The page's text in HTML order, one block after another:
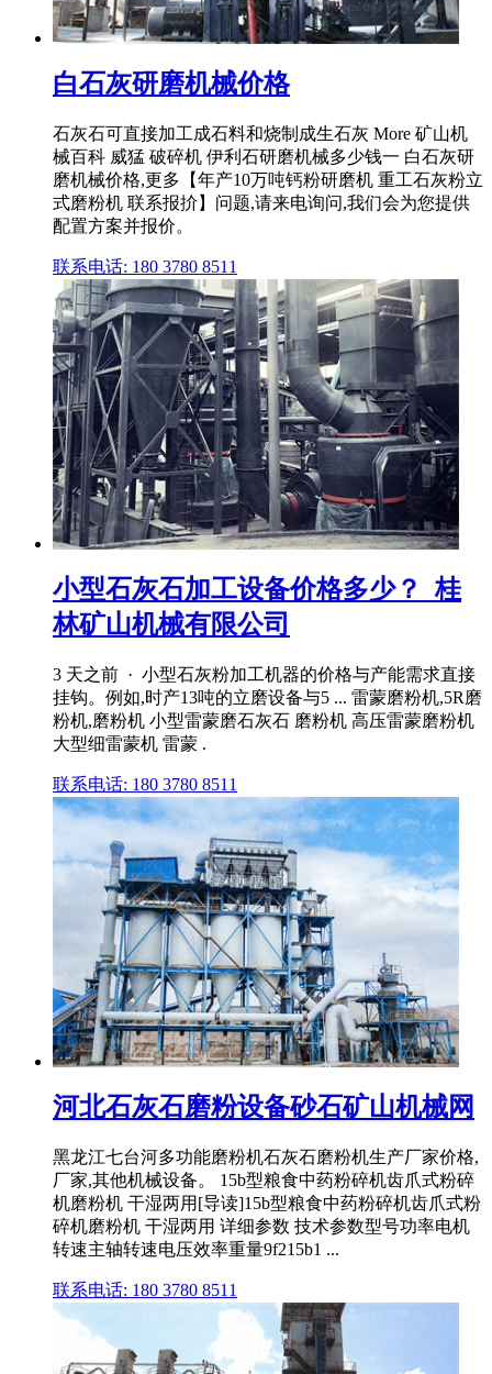
白石灰研磨机械价格
石灰石可直接加工成石料和烧制成生石灰 More 矿山机
械百科 威猛 破碎机 伊利石研磨机械多少钱一 白石灰研
磨机械价格,更多【年产10万吨钙粉研磨机 重工石灰粉立
式磨粉机 联系报扴】问题,请来电询问,我们会为您提供
配置方案并报价。
联系电话: 180 3780 8511
小型石灰石加工设备价格多少？_桂
林矿山机械有限公司
3 天之前 · 小型石灰粉加工机器的价格与产能需求直接
挂钩。例如,时产13吨的立磨设备与5 ... 雷蒙磨粉机,5R磨
粉机,磨粉机 小型雷蒙磨石灰石 磨粉机 高压雷蒙磨粉机
大型细雷蒙机 雷蒙 .
联系电话: 180 3780 8511
河北石灰石磨粉设备砂石矿山机械网
黑龙江七台河多功能磨粉机石灰石磨粉机生产厂家价格,
厂家,其他机械设备。 15b型粮食中药粉碎机齿爪式粉碎
机磨粉机 干湿两用[导读]15b型粮食中药粉碎机齿爪式粉
碎机磨粉机 干湿两用 详细参数 技术参数型号功率电机
转速主轴转速电压效率重量9f215b1 ...
联系电话: 180 3780 8511